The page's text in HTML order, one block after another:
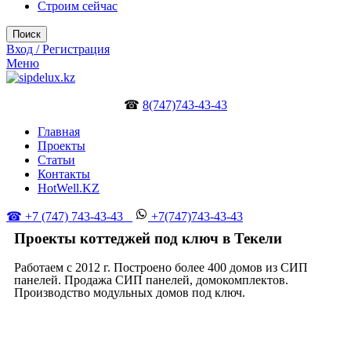
Строим сейчас
Поиск
Вход / Регистрация
Меню
☎ 8(747)743-43-43
Главная
Проекты
Статьи
Контакты
HotWell.KZ
☎ +7 (747) 743-43-43 +7(747)743-43-43
Проекты коттеджей под ключ в Текели
Работаем с 2012 г. Построено более 400 домов из СИП
панелей. Продажа СИП панелей, домокомплектов.
Производство модульных домов под ключ.